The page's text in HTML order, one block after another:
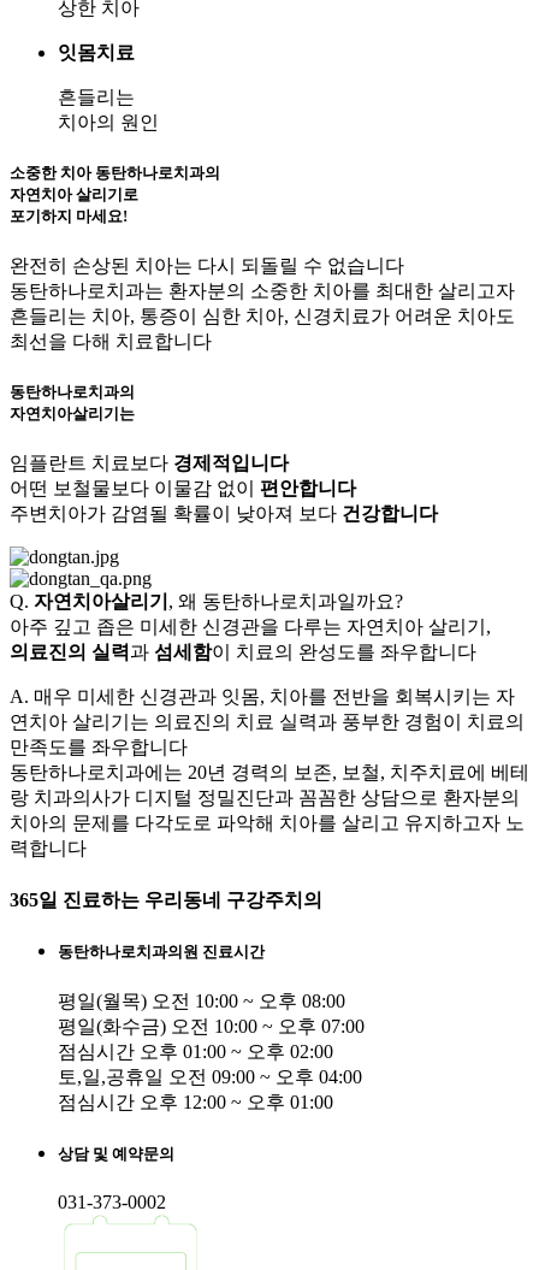
상한 치아
잇몸치료
흔들리는
치아의 원인
소중한 치아 동탄하나로치과의
자연치아 살리기로
포기하지 마세요!
완전히 손상된 치아는 다시 되돌릴 수 없습니다
동탄하나로치과는 환자분의 소중한 치아를 최대한 살리고자
흔들리는 치아, 통증이 심한 치아, 신경치료가 어려운 치아도
최선을 다해 치료합니다
동탄하나로치과의
자연치아살리기는
임플란트 치료보다 경제적입니다
어떤 보철물보다 이물감 없이 편안합니다
주변치아가 감염될 확률이 낮아져 보다 건강합니다
Q. 자연치아살리기 , 왜 동탄하나로치과일까요?
아주 깊고 좁은 미세한 신경관을 다루는 자연치아 살리기,
의료진의 실력과 섬세함이 치료의 완성도를 좌우합니다
A. 매우 미세한 신경관과 잇몸, 치아를 전반을 회복시키는 자
연치아 살리기는 의료진의 치료 실력과 풍부한 경험이 치료의
만족도를 좌우합니다
동탄하나로치과에는 20년 경력의 보존, 보철, 치주치료에 베테
랑 치과의사가 디지털 정밀진단과 꼼꼼한 상담으로 환자분의
치아의 문제를 다각도로 파악해 치아를 살리고 유지하고자 노
력합니다
365일 진료하는 우리동네 구강주치의
동탄하나로치과의원 진료시간
평일(월목) 오전 10:00 ~ 오후 08:00
평일(화수금) 오전 10:00 ~ 오후 07:00
점심시간 오후 01:00 ~ 오후 02:00
토,일,공휴일 오전 09:00 ~ 오후 04:00
점심시간 오후 12:00 ~ 오후 01:00
상담 및 예약문의
031-373-0002